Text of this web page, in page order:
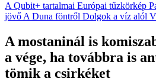
A Qubit+ tartalmai Európai tűzkörkép
jövő A Duna föntről Dolgok a víz alól
A mostaninál is
a vége, ha továbbra is
tömik a csirkéket